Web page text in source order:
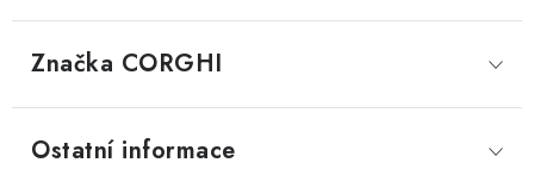
Značka CORGHI
Ostatní informace